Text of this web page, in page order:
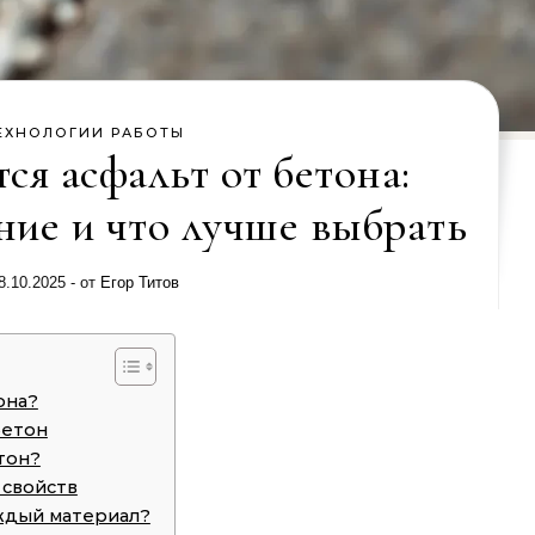
РАБОТЫ
асфальт от бетона:
и что лучше выбрать
- от Егор Титов
материал?